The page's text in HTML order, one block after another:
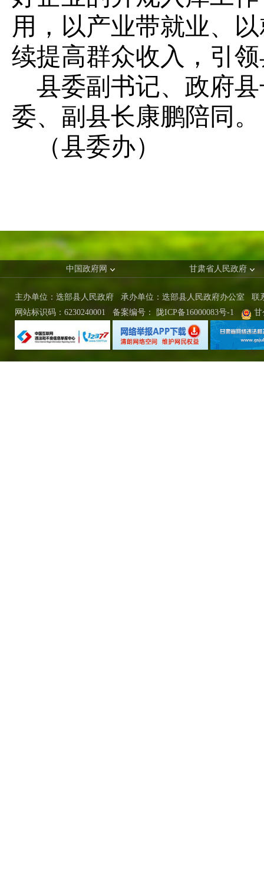
用，以产业带就业、
续提高群众收入，引
县委副书记、政府
委、副县长康鹏陪同。
（县委办）
中国政府网 甘肃省人民政府
主办单位：迭部县人民政府 承办单位：迭部县人民政府办公室 联
网站标识码：6230240001
备案编号： 陇ICP备16000083号-1 甘